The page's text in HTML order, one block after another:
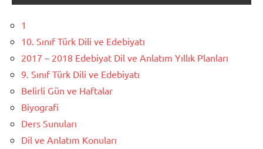
1
10. Sınıf Türk Dili ve Edebiyatı
2017 – 2018 Edebiyat Dil ve Anlatım Yıllık Planları
9. Sınıf Türk Dili ve Edebiyatı
Belirli Gün ve Haftalar
Biyografi
Ders Sunuları
Dil ve Anlatım Konuları